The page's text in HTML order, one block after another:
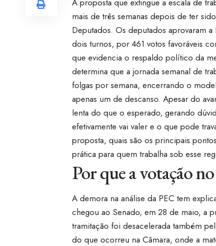
mais de três semanas depois de ter
Deputados. Os deputados aprovaram
dois turnos, por 461 votos favoráveis
que evidencia o respaldo político da
determina que a jornada semanal de
folgas por semana, encerrando o
apenas um de descanso. Apesar do
lenta do que o esperado, gerando
efetivamente vai valer e o que pode
proposta, quais são os principais
prática para quem trabalha sob esse
Por que a votação
A demora na análise da PEC tem
chegou ao Senado, em 28 de maio, a
tramitação foi desacelerada também
do que ocorreu na Câmara, onde a